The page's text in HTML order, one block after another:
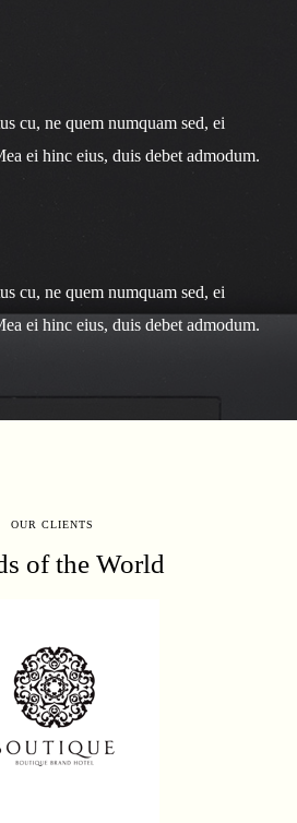
cu, ne quem numquam sed, ei
ei hinc eius, duis debet admodum.
cu, ne quem numquam sed, ei
ei hinc eius, duis debet admodum.
OUR CLIENTS
of the World